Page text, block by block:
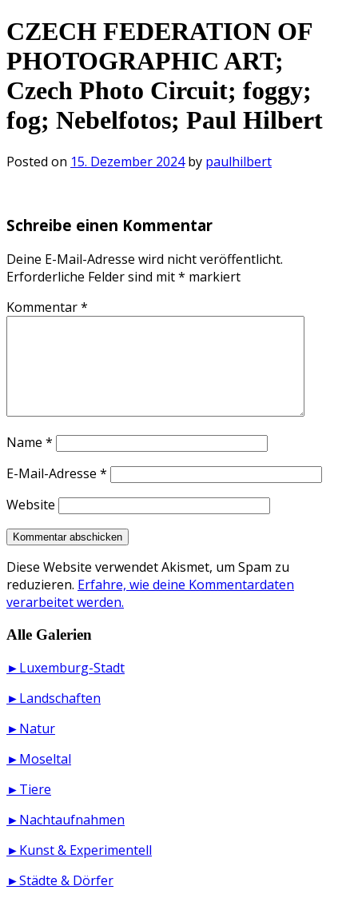
CZECH FEDERATION OF
PHOTOGRAPHIC ART;
Czech Photo Circuit; foggy;
fog; Nebelfotos; Paul Hilbert
Posted on 15. Dezember 2024by paulhilbert
Schreibe einen Kommentar
Deine E-Mail-Adresse wird nicht veröffentlicht.
Erforderliche Felder sind mit* markiert
Kommentar*
Name *
E-Mail-Adresse *
Website
Diese Website verwendet Akismet, um Spam zu
reduzieren. Erfahre, wie deine Kommentardaten
verarbeitet werden.
Alle Galerien
►Luxemburg-Stadt
►Landschaften
►Natur
►Moseltal
►Tiere
►Nachtaufnahmen
►Kunst & Experimentell
►Städte & Dörfer